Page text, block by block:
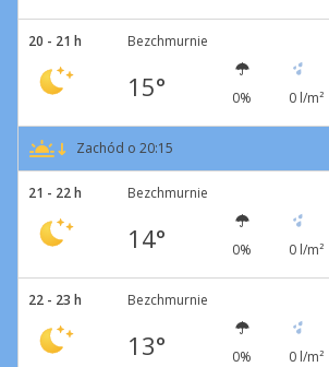
20 - 21 h Bezchmurnie
15° 0% 0 l/m²
Zachód o 20:15
21 - 22 h Bezchmurnie
14° 0% 0 l/m²
22 - 23 h Bezchmurnie
13° 0% 0 l/m²